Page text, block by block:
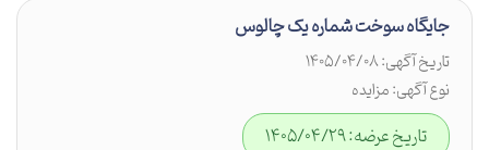
جایگاه سوخت شماره یک چالوس
تاریخ آگهی: 1405/04/08
نوع آگهی: مزایده
تاریخ عرضه: 1405/04/29